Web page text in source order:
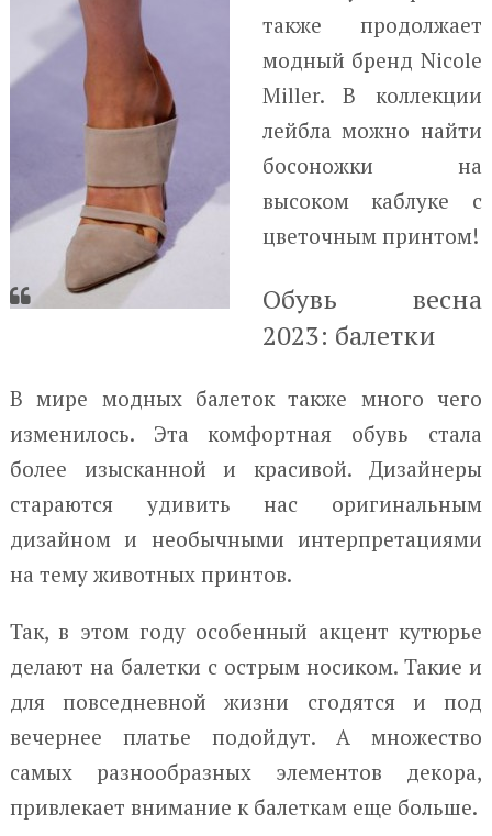
также продолжает
модный бренд Nicole
Miller. В коллекции
лейбла можно найти
босоножки на
высоком каблуке с
цветочным принтом!
Обувь весна
2023: балетки
В мире модных балеток также много чего
изменилось. Эта комфортная обувь стала
более изысканной и красивой. Дизайнеры
стараются удивить нас оригинальным
дизайном и необычными интерпретациями
на тему животных принтов.
Так, в этом году особенный акцент кутюрье
делают на балетки с острым носиком. Такие и
для повседневной жизни сгодятся и под
вечернее платье подойдут. А множество
самых разнообразных элементов декора,
привлекает внимание к балеткам еще больше.